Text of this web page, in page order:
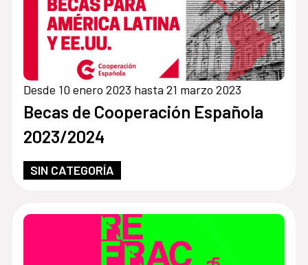
Desde 10 enero 2023 hasta 21 marzo 2023
Becas de Cooperación Española
2023/2024
SIN CATEGORÍA